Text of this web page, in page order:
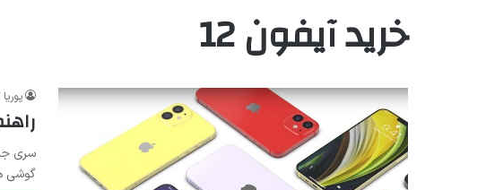
خرید آیفون 12
گوشی